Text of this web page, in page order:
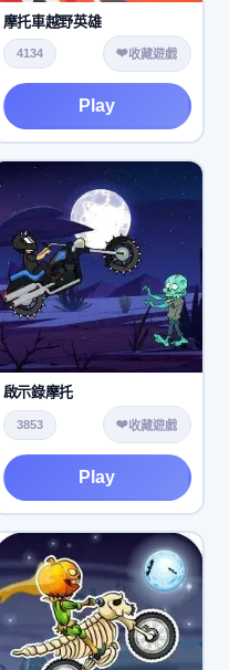
摩托車越野英雄
4134 ❤️收藏遊戲
Play
啟示錄摩托
3853 ❤️收藏遊戲
Play